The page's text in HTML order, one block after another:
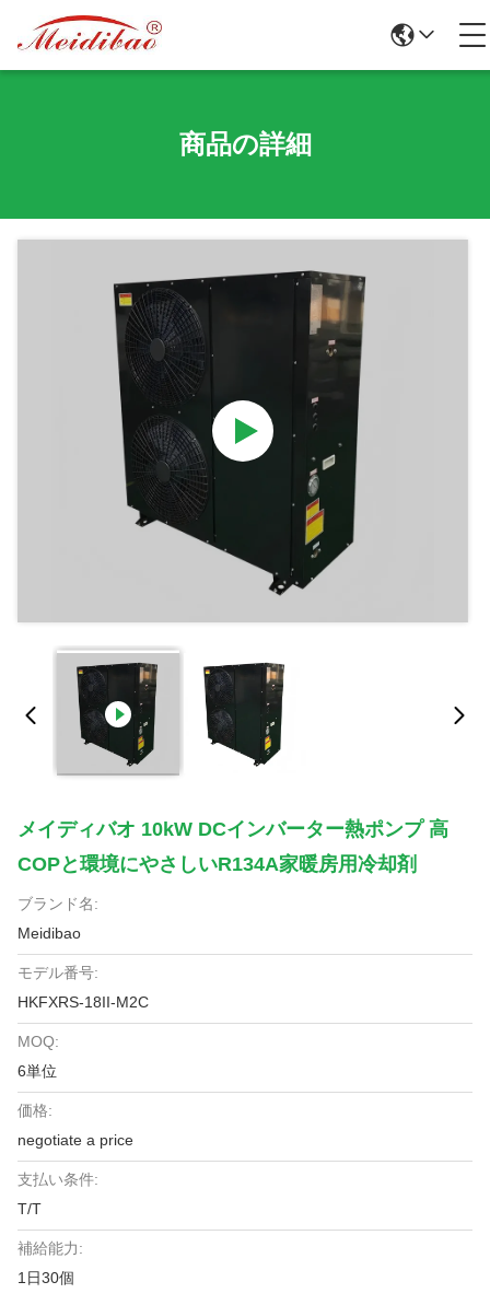
商品の詳細
メイディバオ 10kW DCインバーター熱ポンプ 高
COPと環境にやさしいR134A家暖房用冷却剤
ブランド名:
Meidibao
モデル番号:
HKFXRS-18II-M2C
MOQ:
6単位
価格:
negotiate a price
支払い条件:
T/T
補給能力:
1日30個